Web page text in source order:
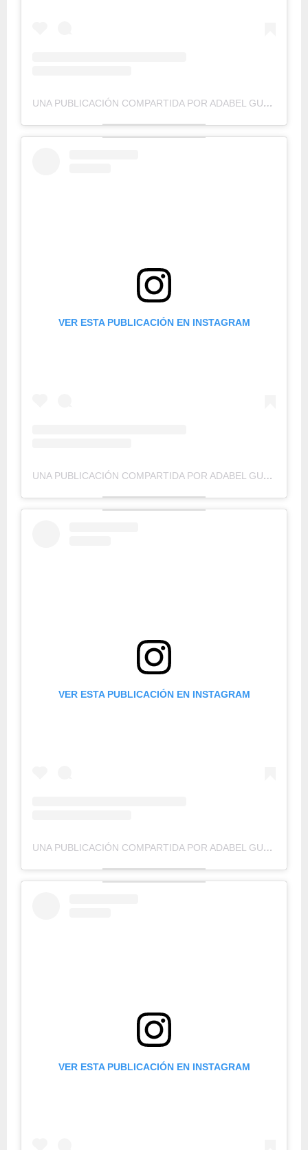
UNA PUBLICACIÓN COMPARTIDA POR ADABEL GUERRERO (@ADABELGUERRERO)
VER ESTA PUBLICACIÓN EN INSTAGRAM
UNA PUBLICACIÓN COMPARTIDA POR ADABEL GUERRERO (@ADABELGUERRERO)
VER ESTA PUBLICACIÓN EN INSTAGRAM
UNA PUBLICACIÓN COMPARTIDA POR ADABEL GUERRERO (@ADABELGUERRERO)
VER ESTA PUBLICACIÓN EN INSTAGRAM